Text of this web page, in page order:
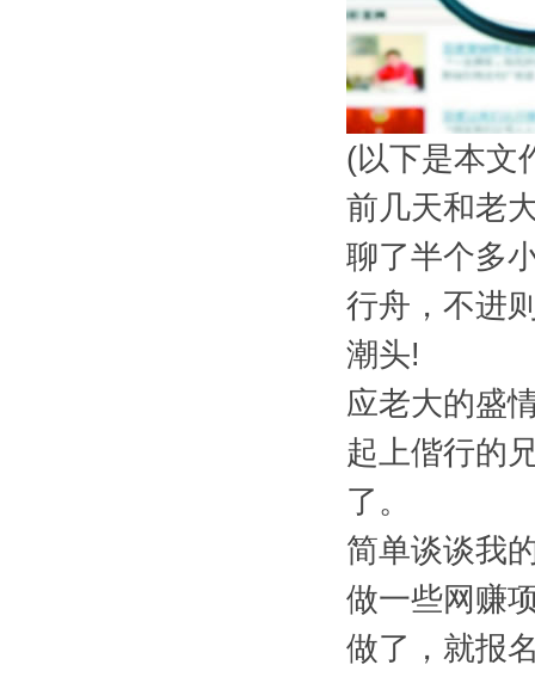
(以下是本文
前几天和老
聊了半个多
行舟，不进
潮头!
应老大的盛
起上偕行的
了。
简单谈谈我
做一些网赚
做了，就报